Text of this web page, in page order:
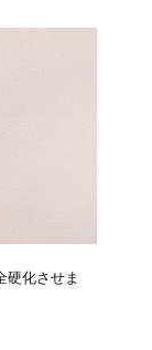
硬化させま